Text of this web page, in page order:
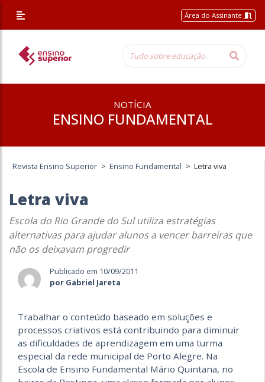
Área do Assinante
NOTÍCIA
ENSINO FUNDAMENTAL
Revista Ensino Superior > Ensino Fundamental > Letra viva
Letra viva
Escola do Rio Grande do Sul utiliza estratégias
alternativas para ajudar alunos a vencer barreiras que
não os deixavam progredir
Publicado em 10/09/2011
por Gabriel Jareta
Trabalhar o conteúdo baseado em soluções e
processos criativos está contribuindo para diminuir
as dificuldades de aprendizagem em uma turma
especial da rede municipal de Porto Alegre. Na
Escola de Ensino Fundamental Mário Quintana, no